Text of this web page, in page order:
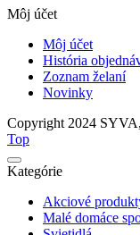
Môj účet
Môj účet
História
Zoznam želaní
Novinky
Copyright 2024
Top
Kategórie
Akciové
Malé domáce